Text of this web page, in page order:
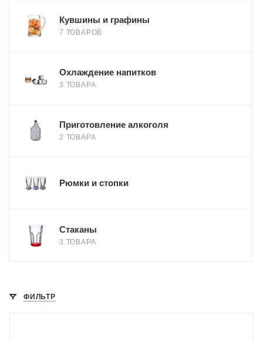
Кувшины и графины
7 ТОВАРОВ
Охлаждение напитков
3 ТОВАРА
Приготовление алкоголя
2 ТОВАРА
Рюмки и стопки
Стаканы
3 ТОВАРА
ФИЛЬТР